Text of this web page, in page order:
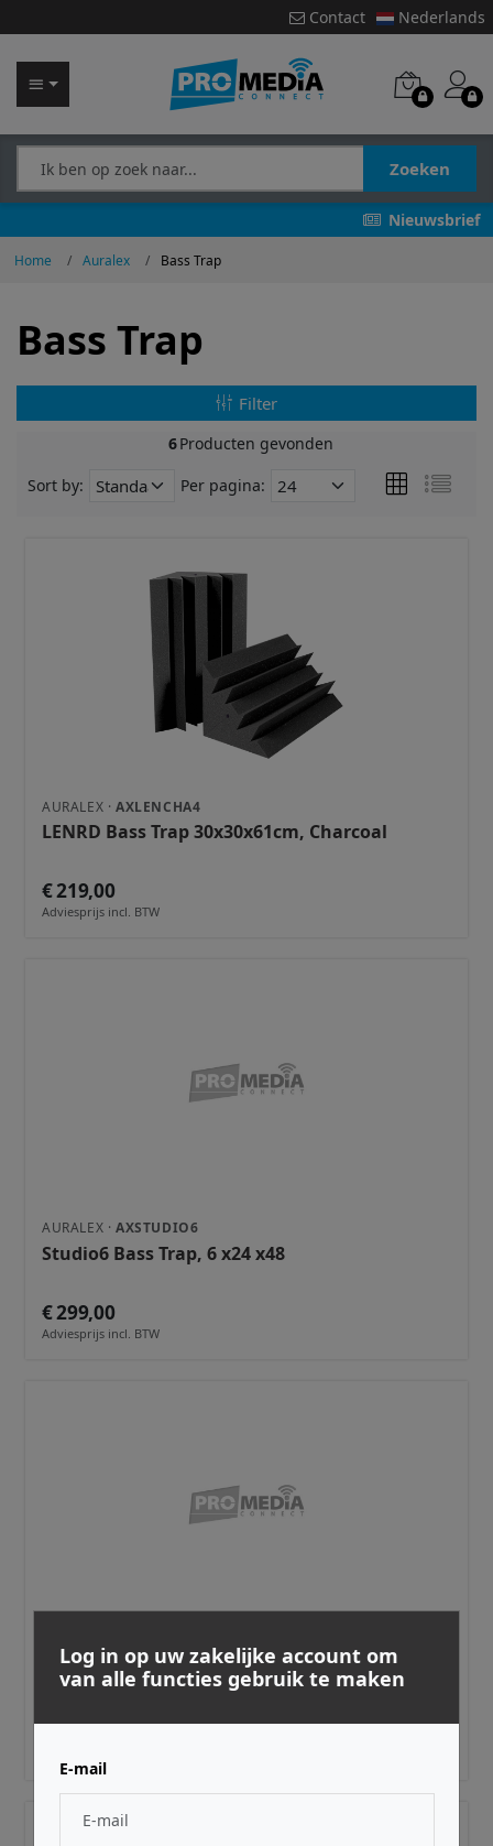
Contact Nederlands
Zoeken
Nieuwsbrief
Home Auralex Bass Trap
Bass Trap
Filter
6Producten gevonden
Sort by: Per pagina:
AURALEX · AXLENCHA4
LENRD Bass Trap 30x30x61cm, Charcoal
€ 219,00
Adviesprijs incl. BTW
AURALEX · AXSTUDIO6
Studio6 Bass Trap, 6 x24 x48
€ 299,00
Adviesprijs incl. BTW
AURALEX ·AXSLITECT22TAN4
SonoLite Corner Trap, Tan, 2'x2'x3 fabri -
Log in op uw zakelijke account om
van alle functies gebruik te maken
E-mail